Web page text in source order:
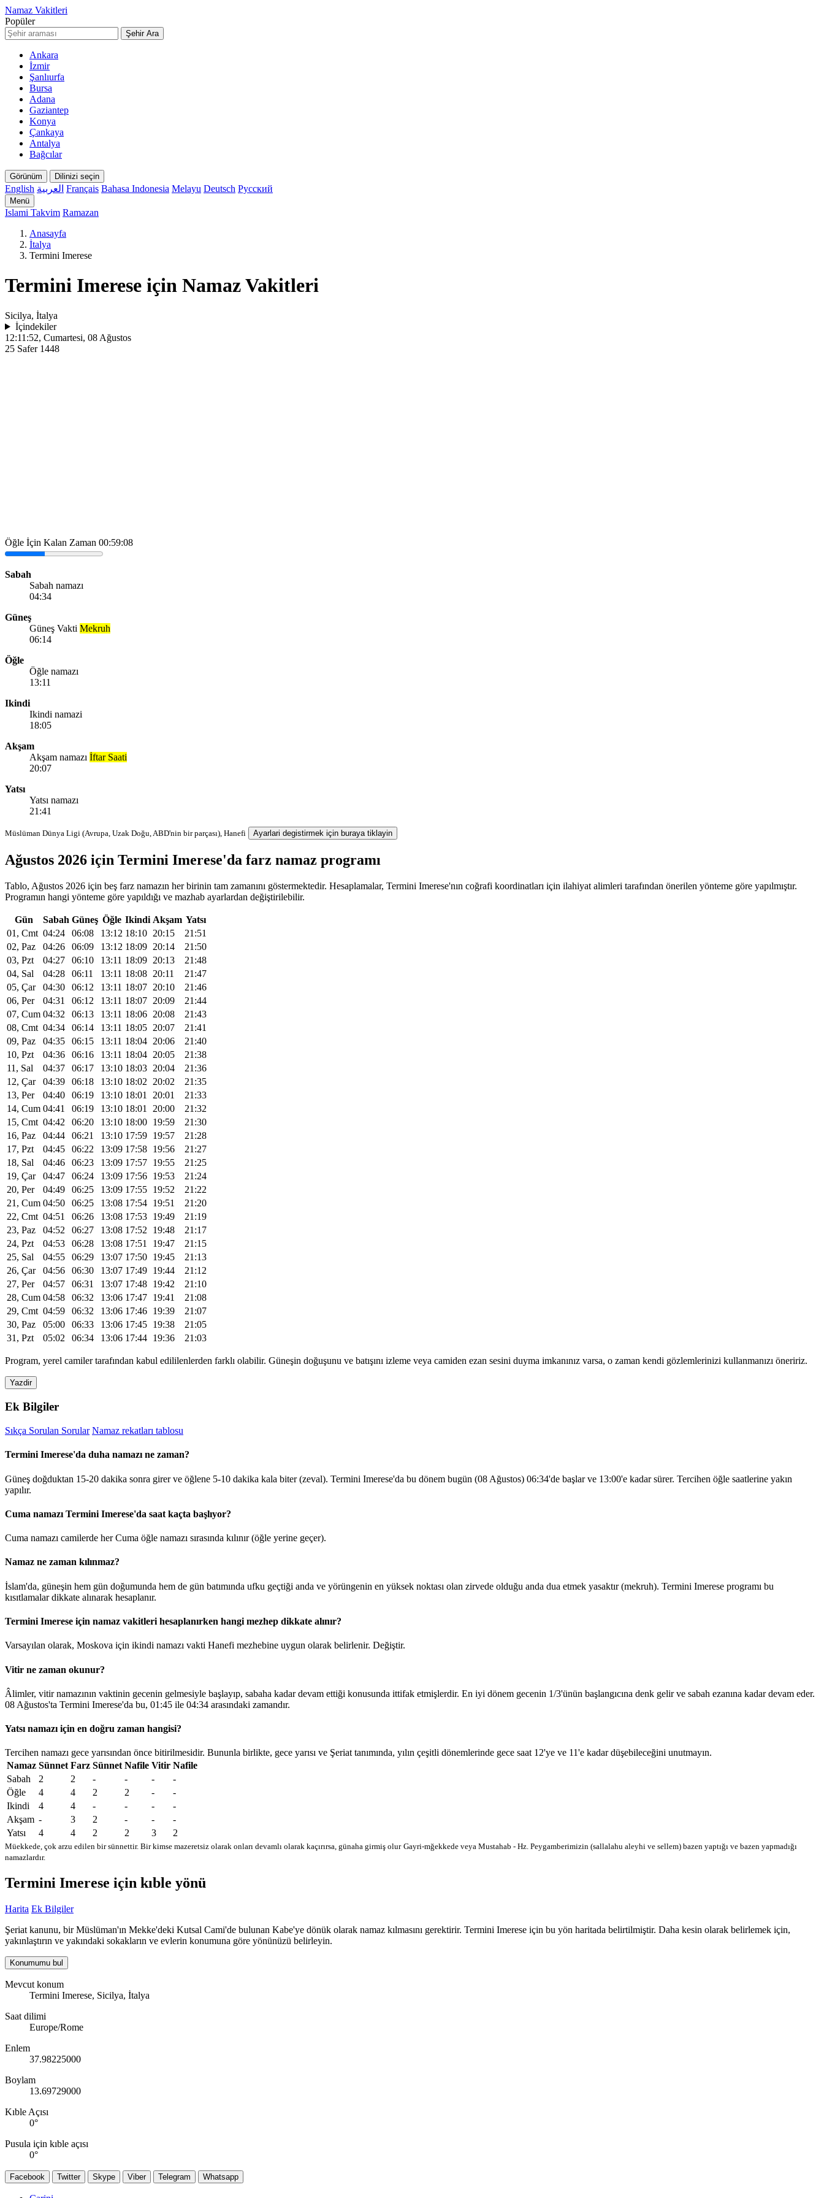
Namaz Vakitleri
Popüler
Şehir Ara
Ankara
İzmir
Şanlıurfa
Bursa
Adana
Gaziantep
Konya
Çankaya
Antalya
Bağcılar
Görünüm Dilinizi seçin
English العربية Français Bahasa Indonesia Melayu Deutsch Русский
Menü
Islami Takvim Ramazan
Anasayfa
İtalya
Termini Imerese
Termini Imerese için Namaz Vakitleri
Sicilya, İtalya
İçindekiler
12:11:52, Cumartesi, 08 Ağustos
25 Safer 1448
Öğle İçin Kalan Zaman 00:59:08
Sabah
Sabah namazı
04:34
Güneş
Güneş Vakti Mekruh
06:14
Öğle
Öğle namazı
13:11
Ikindi
Ikindi namazi
18:05
Akşam
Akşam namazı İftar Saati
20:07
Yatsı
Yatsı namazı
21:41
Müslüman Dünya Ligi (Avrupa, Uzak Doğu, ABD'nin bir parçası), Hanefi Ayarlari degistirmek için buraya tiklayin
Ağustos 2026 için Termini Imerese'da farz namaz programı
Tablo, Ağustos 2026 için beş farz namazın her birinin tam zamanını göstermektedir. Hesaplamalar, Termini Imerese'nın coğrafi koordinatları için ilahiyat alimleri tarafından önerilen yönteme göre yapılmıştır.
Programın hangi yönteme göre yapıldığı ve mazhab ayarlardan değiştirilebilir.
Gün Sabah Güneş Öğle Ikindi Akşam Yatsı
01, Cmt 04:24 06:08 13:12 18:10 20:15
21:51
02, Paz
04:26 06:09 13:12 18:09 20:14
21:50
03, Pzt
04:27 06:10 13:11 18:09 20:13
21:48
04, Sal
04:28 06:11 13:11 18:08 20:11
21:47
05, Çar
04:30 06:12 13:11 18:07 20:10
21:46
06, Per
04:31 06:12 13:11 18:07 20:09
21:44
07, Cum 04:32 06:13 13:11 18:06 20:08
21:43
08, Cmt 04:34 06:14 13:11 18:05 20:07
21:41
09, Paz
04:35 06:15 13:11 18:04 20:06
21:40
10, Pzt
04:36 06:16 13:11 18:04 20:05
21:38
11, Sal
04:37 06:17 13:10 18:03 20:04
21:36
12, Çar
04:39 06:18 13:10 18:02 20:02
21:35
13, Per
04:40 06:19 13:10 18:01 20:01
21:33
14, Cum 04:41 06:19 13:10 18:01 20:00
21:32
15, Cmt 04:42 06:20 13:10 18:00 19:59
21:30
16, Paz
04:44 06:21 13:10 17:59 19:57
21:28
17, Pzt
04:45 06:22 13:09 17:58 19:56
21:27
18, Sal
04:46 06:23 13:09 17:57 19:55
21:25
19, Çar
04:47 06:24 13:09 17:56 19:53
21:24
20, Per
04:49 06:25 13:09 17:55 19:52
21:22
21, Cum 04:50 06:25 13:08 17:54 19:51
21:20
22, Cmt 04:51 06:26 13:08 17:53 19:49
21:19
23, Paz
04:52 06:27 13:08 17:52 19:48
21:17
24, Pzt
04:53 06:28 13:08 17:51 19:47
21:15
25, Sal
04:55 06:29 13:07 17:50 19:45
21:13
26, Çar
04:56 06:30 13:07 17:49 19:44
21:12
27, Per
04:57 06:31 13:07 17:48 19:42
21:10
28, Cum 04:58 06:32 13:06 17:47 19:41
21:08
29, Cmt 04:59 06:32 13:06 17:46 19:39
21:07
30, Paz
05:00 06:33 13:06 17:45 19:38
21:05
31, Pzt
05:02 06:34 13:06 17:44 19:36 21:03
Program, yerel camiler tarafından kabul edililenlerden farklı olabilir. Güneşin doğuşunu ve batışını izleme veya camiden ezan sesini duyma imkanınız varsa, o zaman kendi gözlemlerinizi kullanmanızı öneririz.
Yazdir
Ek Bilgiler
Sıkça Sorulan Sorular Namaz rekatları tablosu
Termini Imerese'da duha namazı ne zaman?
Güneş doğduktan 15-20 dakika sonra girer ve öğlene 5-10 dakika kala biter (zeval). Termini Imerese'da bu dönem bugün (08 Ağustos) 06:34'de başlar ve 13:00'e kadar sürer. Tercihen öğle saatlerine yakın
yapılır.
Cuma namazı Termini Imerese'da saat kaçta başlıyor?
Cuma namazı camilerde her Cuma öğle namazı sırasında kılınır (öğle yerine geçer).
Namaz ne zaman kılınmaz?
İslam'da, güneşin hem gün doğumunda hem de gün batımında ufku geçtiği anda ve yörüngenin en yüksek noktası olan zirvede olduğu anda dua etmek yasaktır (mekruh). Termini Imerese programı bu
kısıtlamalar dikkate alınarak hesaplanır.
Termini Imerese için namaz vakitleri hesaplanırken hangi mezhep dikkate alınır?
Varsayılan olarak, Moskova için ikindi namazı vakti Hanefi mezhebine uygun olarak belirlenir. Değiştir.
Vitir ne zaman okunur?
Âlimler, vitir namazının vaktinin gecenin gelmesiyle başlayıp, sabaha kadar devam ettiği konusunda ittifak etmişlerdir. En iyi dönem gecenin 1/3'ünün başlangıcına denk gelir ve sabah ezanına kadar devam eder.
08 Ağustos'ta Termini Imerese'da bu, 01:45 ile 04:34 arasındaki zamandır.
Yatsı namazı için en doğru zaman hangisi?
Tercihen namazı gece yarısından önce bitirilmesidir. Bununla birlikte, gece yarısı ve Şeriat tanımında, yılın çeşitli dönemlerinde gece saat 12'ye ve 11'e kadar düşebileceğini unutmayın.
Namaz Sünnet Farz Sünnet Nafile Vitir Nafile
Sabah
2 2 - - -
-
Öğle
4 4 2 2 -
-
Ikindi
4 4 - - -
-
Akşam - 3 2 - -
-
Yatsı
4 4 2 2 3 2
Müekkede, çok arzu edilen bir sünnettir. Bir kimse mazeretsiz olarak onları devamlı olarak kaçırırsa, günaha girmiş olur Gayri-mğekkede veya Mustahab - Hz. Peygamberimizin (sallalahu aleyhi ve sellem) bazen yaptığı ve bazen yapmadığı
namazlardır.
Termini Imerese için kıble yönü
Harita Ek Bilgiler
Şeriat kanunu, bir Müslüman'ın Mekke'deki Kutsal Cami'de bulunan Kabe'ye dönük olarak namaz kılmasını gerektirir. Termini Imerese için bu yön haritada belirtilmiştir. Daha kesin olarak belirlemek için,
yakınlaştırın ve yakındaki sokakların ve evlerin konumuna göre yönünüzü belirleyin.
Konumumu bul
Mevcut konum
Termini Imerese, Sicilya, İtalya
Saat dilimi
Europe/Rome
Enlem
37.98225000
Boylam
13.69729000
Kıble Açısı
0°
Pusula için kıble açısı
0°
Facebook Twitter Skype Viber Telegram Whatsapp